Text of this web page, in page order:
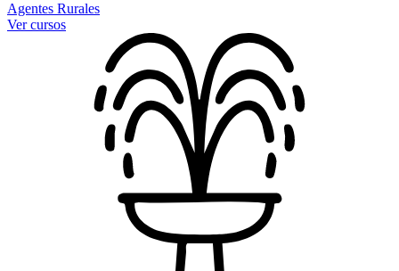
Agentes Rurales
Ver cursos